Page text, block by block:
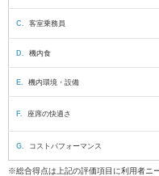
C. 客室乗務員
D. 機内食
E. 機内環境・設備
F. 座席の快適さ
G. コストパフォーマンス
※総合得点は上記の評価項目に利用者ニ